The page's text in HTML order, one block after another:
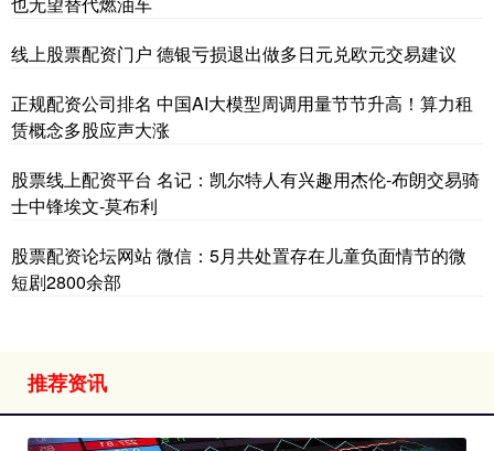
线上股票配资门户 德银亏损退出做多日元兑欧元交易建议
正规配资公司排名 中国AI大模型周调用量节节升高！算力租
赁概念多股应声大涨
股票线上配资平台 名记：凯尔特人有兴趣用杰伦-布朗交易骑
士中锋埃文-莫布利
股票配资论坛网站 微信：5月共处置存在儿童负面情节的微
短剧2800余部
推荐资讯